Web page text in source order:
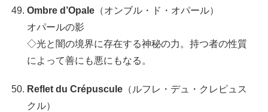
Ombre d’Opale （オンブル・ド・オパール）
オパールの影
◇光と闇の境界に存在する神秘の力。持つ者の性質
によって善にも悪にもなる。
Reflet du Crépuscule （ルフレ・デュ・クレピュス
クル）